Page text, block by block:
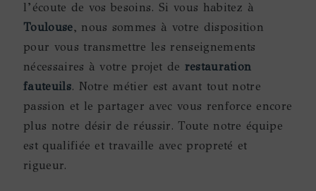
l’écoute de vos besoins. Si vous habitez à
Toulouse, nous sommes à votre disposition
pour vous transmettre les renseignements
nécessaires à votre projet de restauration
fauteuils. Notre métier est avant tout notre
passion et le partager avec vous renforce encore
plus notre désir de réussir. Toute notre équipe
est qualifiée et travaille avec propreté et
rigueur.